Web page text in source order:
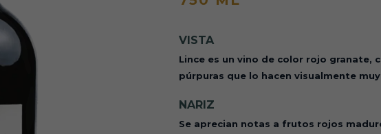
VISTA
Lince es un vino de color rojo granate,
púrpuras que lo hacen visualmente
NARIZ
Se aprecian notas a frutos rojos